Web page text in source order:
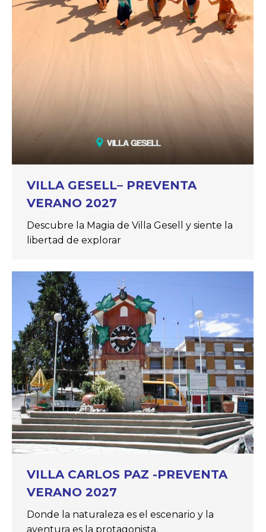
VILLA GESELL– PREVENTA
VERANO 2027
Descubre la Magia de Villa Gesell y siente la
libertad de explorar
VILLA CARLOS PAZ -PREVENTA
VERANO 2027
Donde la naturaleza es el escenario y la
aventura es la protagonista.